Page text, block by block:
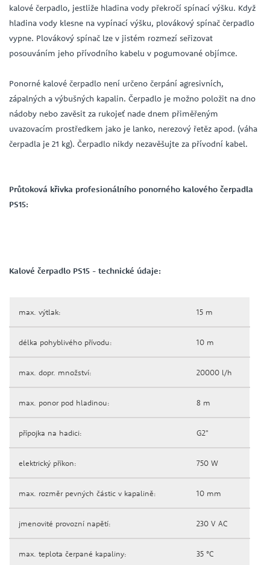
kalové čerpadlo, jestliže hladina vody překročí spínací výšku. Když
hladina vody klesne na vypínací výšku, plovákový spínač čerpadlo
vypne. Plovákový spínač lze v jistém rozmezí seřizovat
posouváním jeho přívodního kabelu v pogumované objímce.
Ponorné kalové čerpadlo není určeno čerpání agresivních,
zápalných a výbušných kapalin. Čerpadlo je možno položit na dno
nádoby nebo zavěsit za rukojeť nade dnem přiměřeným
uvazovacím prostředkem jako je lanko, nerezový řetěz apod. (váha
čerpadla je 21 kg). Čerpadlo nikdy nezavěšujte za přívodní kabel.
Průtoková křivka profesionálního ponorného kalového čerpadla
PS15:
Kalové čerpadlo PS15 - technické údaje:
max. výtlak: 15 m
délka pohyblivého přívodu: 10 m
max. dopr. množství: 20000 l/h
max. ponor pod hladinou: 8 m
přípojka na hadici: G2"
elektrický příkon: 750 W
max. rozměr pevných částic v kapalině: 10 mm
jmenovité provozní napětí: 230 V AC
max. teplota čerpané kapaliny: 35 °C